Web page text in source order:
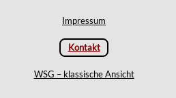
Impressum
Kontakt
WSG – klassische Ansicht